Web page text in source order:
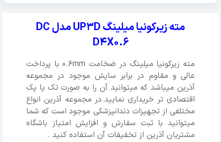
مته زیرکونیا میلینگ UP3D مدل DC
D4X0.6
مته زیرکونیا میلینگ در ضخامت 0.6mm با پرداخت
عالی و مقاوم در برابر سایش موجود در مجموعه
آذرین میباشد که میتوانید آن را به صورت تک یا پک
اقتصادی تر خریداری نمایید.در مجموعه آذرین انواع
مختلفی از تجهیزات دندانپزشکی موجود است که شما
میتوانید با ثبت سفارش و افزایش امتیاز باشگاه
مشتریان آذرین از تخفیفات آن استفاده کنید .